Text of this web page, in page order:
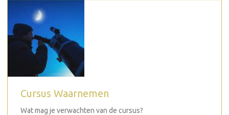
Cursus Waarnemen
Wat mag je verwachten van de cursus?